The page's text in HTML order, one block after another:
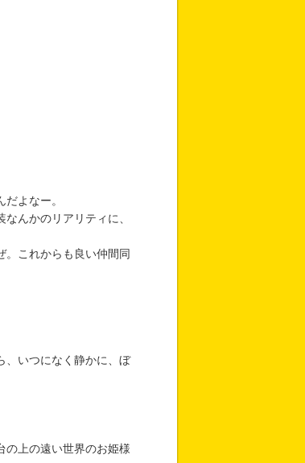
よなー。
んかのリアリティに、
これからも良い仲間同
、いつになく静かに、ぼ
上の遠い世界のお姫様